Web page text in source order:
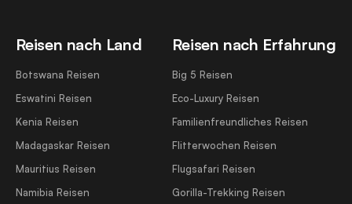
Reisen nach Land
Botswana Reisen
Eswatini Reisen
Kenia Reisen
Madagaskar Reisen
Mauritius Reisen
Namibia Reisen
Reisen nach Erfahrung
Big 5 Reisen
Eco-Luxury Reisen
Familienfreundliches Reisen
Flitterwochen Reisen
Flugsafari Reisen
Gorilla-Trekking Reisen